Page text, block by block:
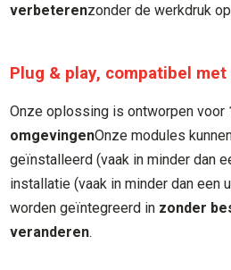
verbeterenzonder de werkdruk
Plug & play, compatibel
Onze oplossing is ontworpen voor
omgevingenOnze modules
geïnstalleerd (vaak in minder dan
installatie (vaak in minder dan een
worden geïntegreerd in zonder
veranderen.